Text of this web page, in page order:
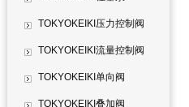
TOKYOKEIKI压力控制阀
TOKYOKEIKI流量控制阀
TOKYOKEIKI单向阀
TOKYOKEIKI叠加阀